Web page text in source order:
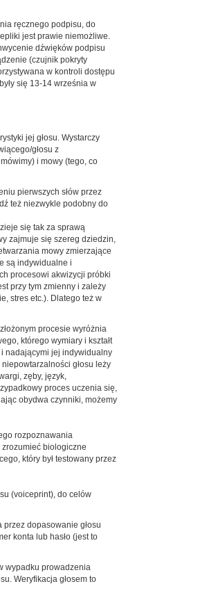
ręcznego podpisu, do
jest prawie niemożliwe.
dźwięków podpisu
(czujnik pokryty
w kontroli dostępu
się 13-14 września w
jej głosu. Wystarczy
głosu z
i mowy (tego, co
pierwszych słów przez
też niezwykle podobny do
się tak za sprawą
zajmuje się szereg dziedzin,
mowy zmierzające
są indywidualne i
procesowi akwizycji próbki
przy tym zmienny i zależy
stres etc.). Dlatego też w
procesie wyróżnia
którego wymiary i kształt
i nadającymi jej indywidualny
głosu leży
zęby, język,
proces uczenia się,
obydwa czynniki, możemy
rozpoznawania
biologiczne
który był testowany przez
(voiceprint), do celów
dopasowanie głosu
konta lub hasło (jest to
wypadku prowadzenia
Weryfikacja głosem to